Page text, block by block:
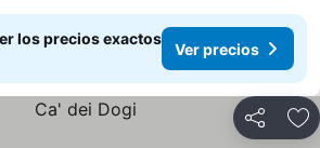
los precios exactos
Ver precios
Compartir